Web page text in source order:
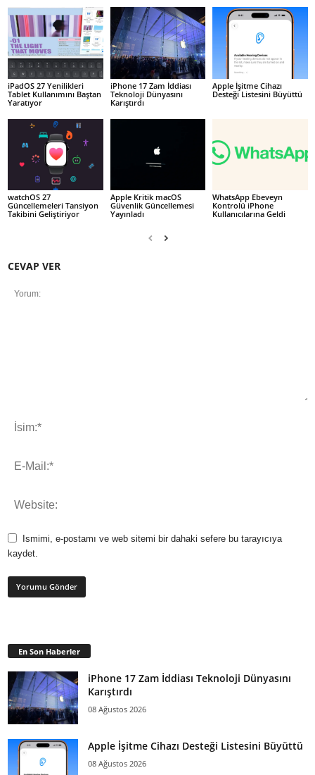
iPadOS 27 Yenilikleri
Tablet Kullanımını Baştan
Yaratıyor
iPhone 17 Zam İddiası
Teknoloji Dünyasını
Karıştırdı
Apple İşitme Cihazı
Desteği Listesini Büyüttü
watchOS 27
Güncellemeleri Tansiyon
Takibini Geliştiriyor
Apple Kritik macOS
Güvenlik Güncellemesi
Yayınladı
WhatsApp Ebeveyn
Kontrolü iPhone
Kullanıcılarına Geldi
CEVAP VER
Ismimi, e-postamı ve web sitemi bir dahaki sefere bu tarayıcıya
kaydet.
En Son Haberler
iPhone 17 Zam İddiası Teknoloji Dünyasını
Karıştırdı
08 Ağustos 2026
Apple İşitme Cihazı Desteği Listesini Büyüttü
08 Ağustos 2026